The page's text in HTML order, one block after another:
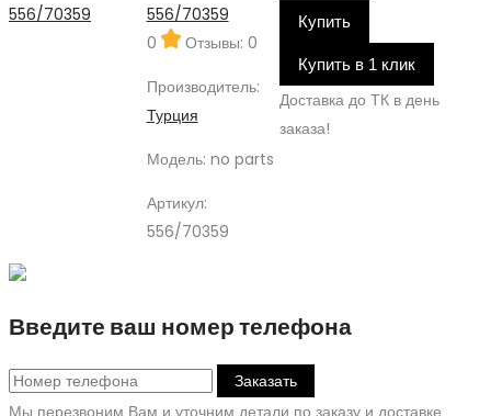
556/70359
0
Отзывы: 0
Производитель:
Турция
Модель: no parts
Артикул:
556/70359
Купить
Купить в 1 клик
Доставка до ТК в день
заказа!
Введите ваш номер телефона
Заказать